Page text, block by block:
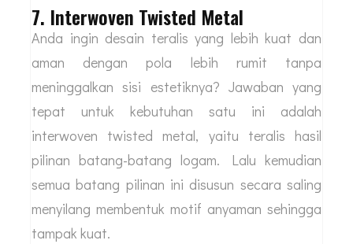
7. Interwoven Twisted Metal
Anda ingin desain teralis yang lebih kuat dan
aman dengan pola lebih rumit tanpa
meninggalkan sisi estetiknya? Jawaban yang
tepat untuk kebutuhan satu ini adalah
interwoven twisted metal, yaitu teralis hasil
pilinan batang-batang logam. Lalu kemudian
semua batang pilinan ini disusun secara saling
menyilang membentuk motif anyaman sehingga
tampak kuat.